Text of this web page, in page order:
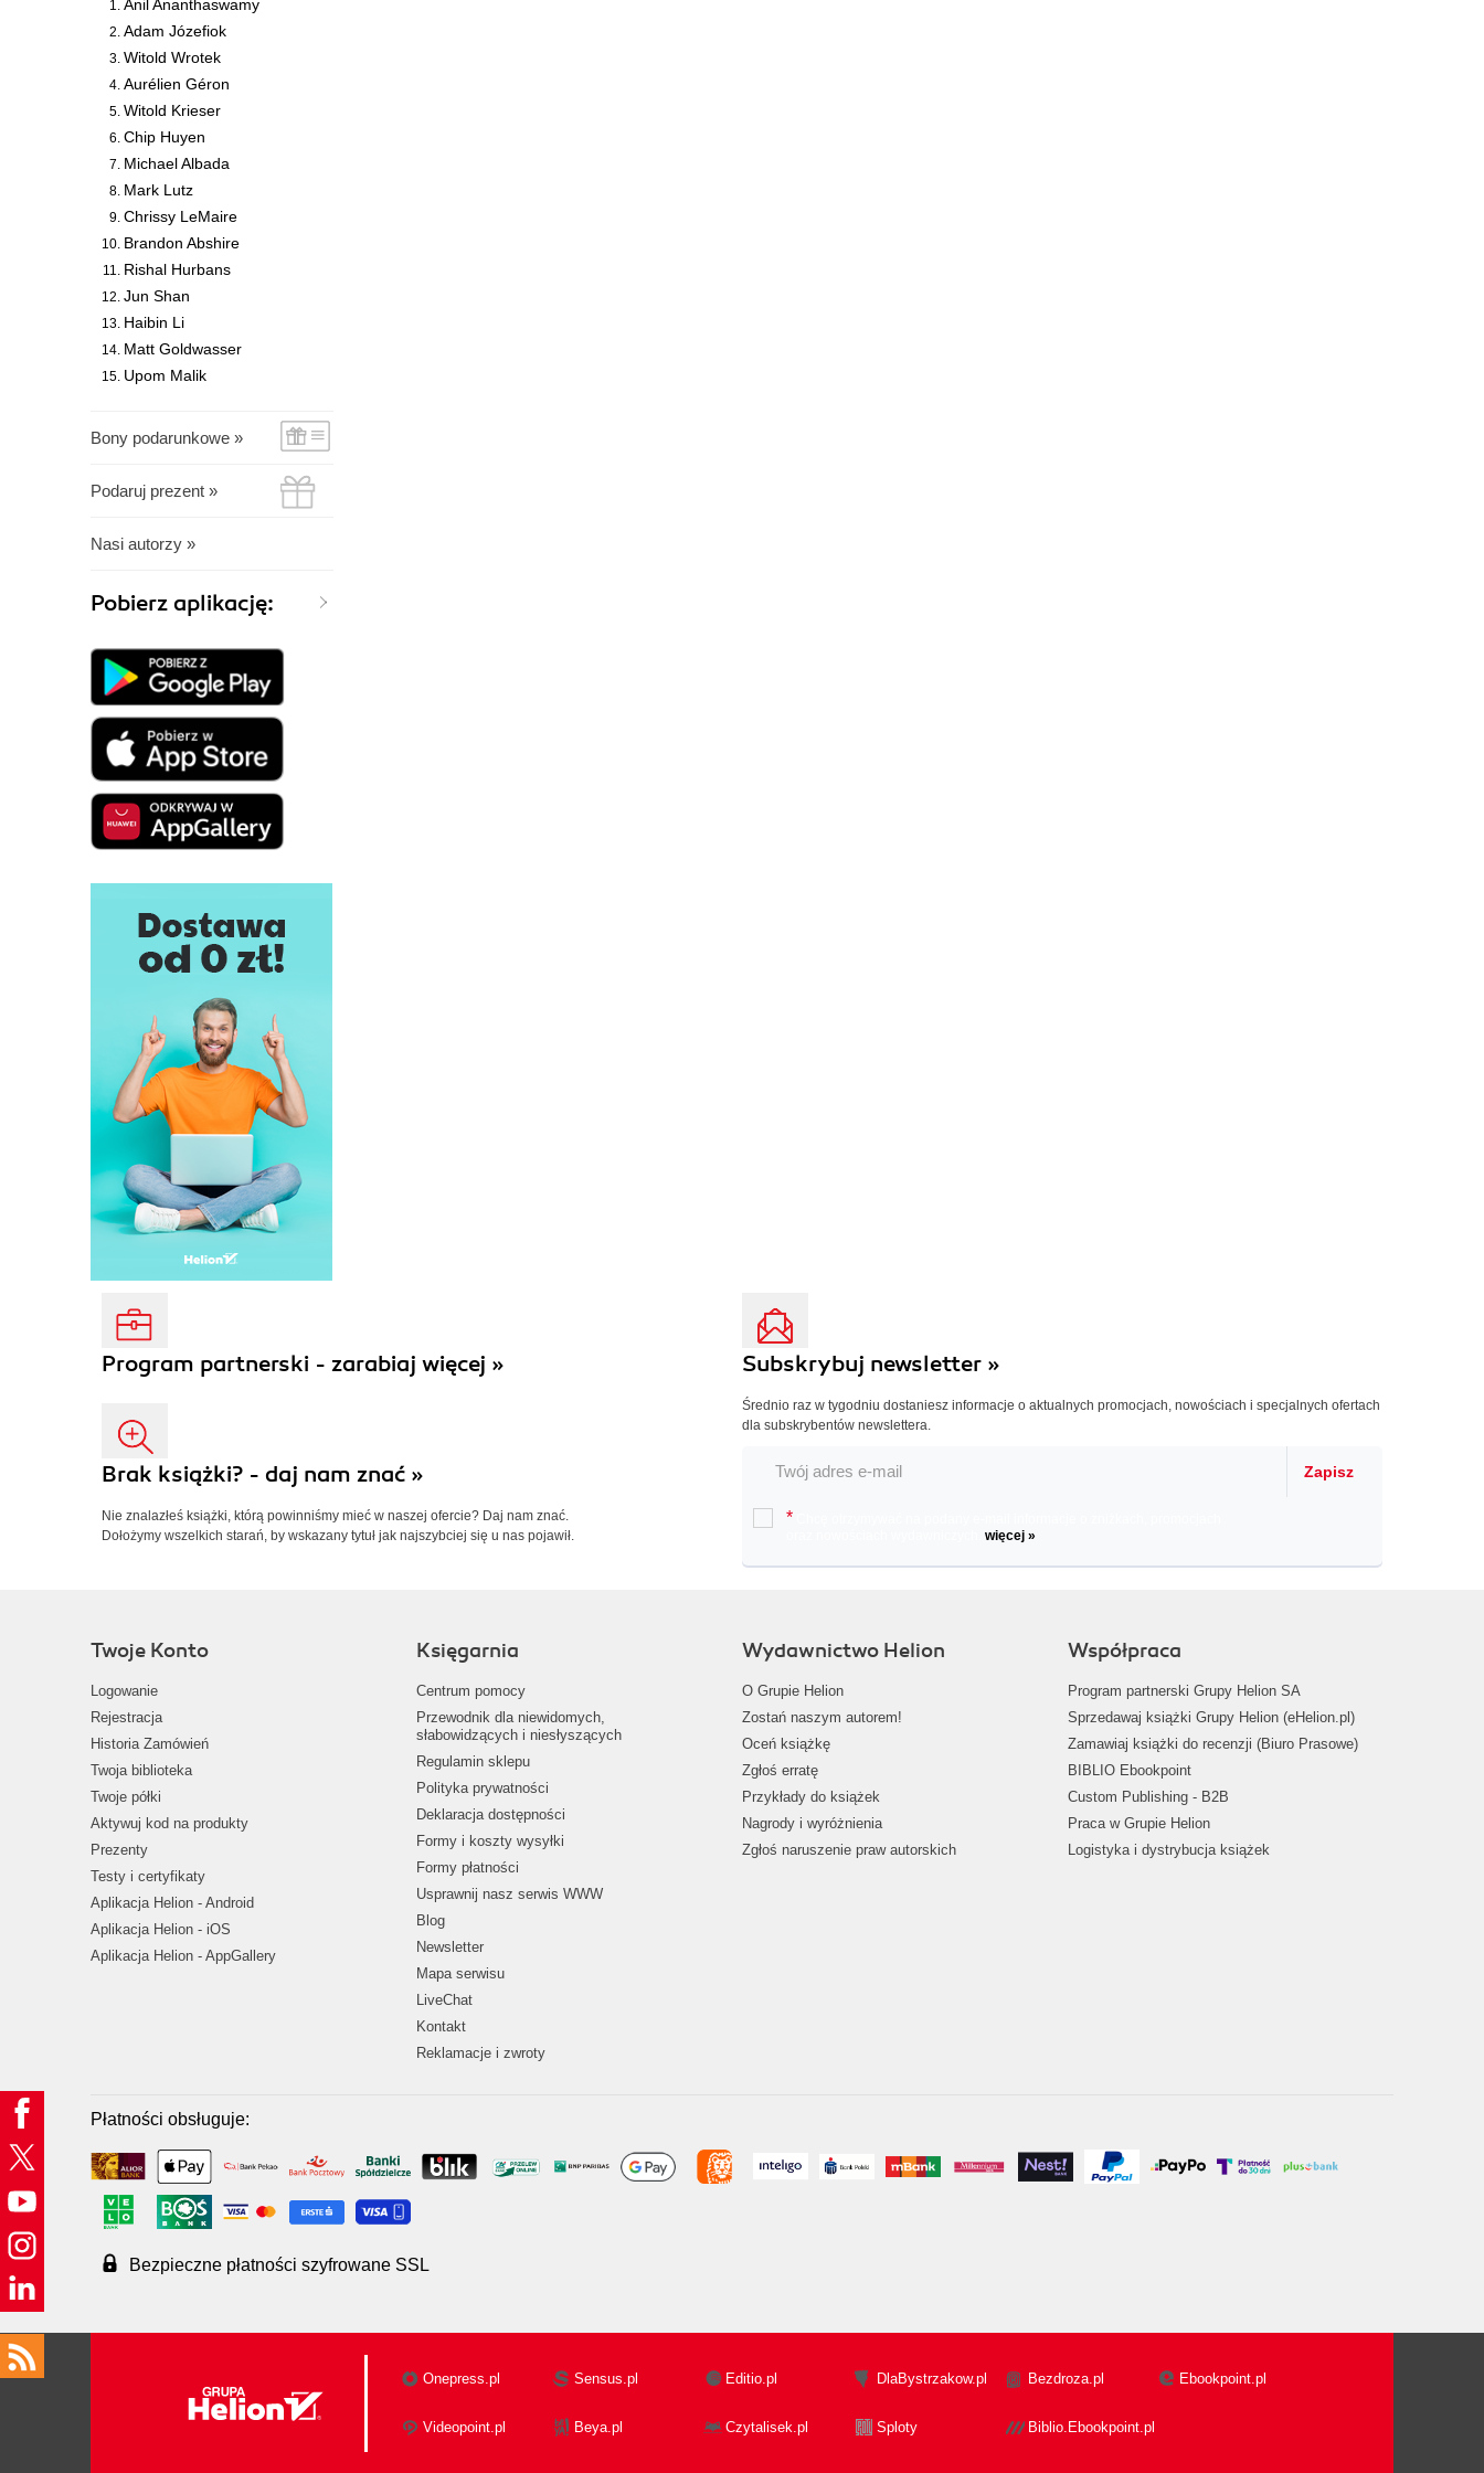
Anil Ananthaswamy
Adam Józefiok
Witold Wrotek
Aurélien Géron
Witold Krieser
Chip Huyen
Michael Albada
Mark Lutz
Chrissy LeMaire
Brandon Abshire
Rishal Hurbans
Jun Shan
Haibin Li
Matt Goldwasser
Upom Malik
Bony podarunkowe »
Podaruj prezent »
Nasi autorzy »
Pobierz aplikację:
Program partnerski - zarabiaj więcej »
Brak książki? - daj nam znać »
Nie znalazłeś książki, którą powinniśmy mieć w naszej ofercie? Daj nam znać.
Dołożymy wszelkich starań, by wskazany tytuł jak najszybciej się u nas pojawił.
Subskrybuj newsletter »
Średnio raz w tygodniu dostaniesz informacje o aktualnych promocjach, nowościach i specjalnych ofertach
dla subskrybentów newslettera.
Zapisz
*
więcej »
Twoje Konto
Logowanie
Rejestracja
Historia Zamówień
Twoja biblioteka
Twoje półki
Aktywuj kod na produkty
Prezenty
Testy i certyfikaty
Aplikacja Helion - Android
Aplikacja Helion - iOS
Aplikacja Helion - AppGallery
Księgarnia
Centrum pomocy
Przewodnik dla niewidomych,
słabowidzących i niesłyszących
Regulamin sklepu
Polityka prywatności
Deklaracja dostępności
Formy i koszty wysyłki
Formy płatności
Usprawnij nasz serwis WWW
Blog
Newsletter
Mapa serwisu
LiveChat
Kontakt
Reklamacje i zwroty
Wydawnictwo Helion
O Grupie Helion
Zostań naszym autorem!
Oceń książkę
Zgłoś erratę
Przykłady do książek
Nagrody i wyróżnienia
Zgłoś naruszenie praw autorskich
Współpraca
Program partnerski Grupy Helion SA
Sprzedawaj książki Grupy Helion (eHelion.pl)
Zamawiaj książki do recenzji (Biuro Prasowe)
BIBLIO Ebookpoint
Custom Publishing - B2B
Praca w Grupie Helion
Logistyka i dystrybucja książek
Płatności obsługuje:
Bezpieczne płatności szyfrowane SSL
Onepress.pl Sensus.pl Editio.pl DlaBystrzakow.pl Bezdroza.pl Ebookpoint.pl
Videopoint.pl Beya.pl Czytalisek.pl Sploty Biblio.Ebookpoint.pl